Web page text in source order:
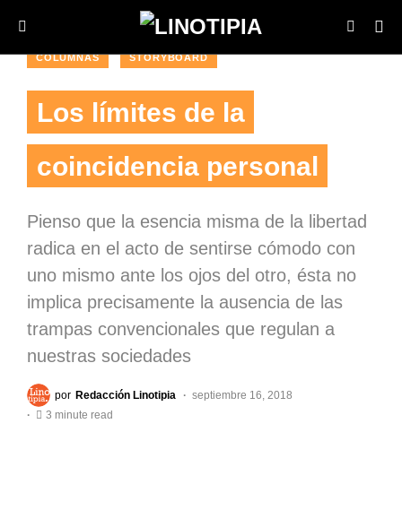
COLUMNAS STORYBOARD
Los límites de la
coincidencia personal
Pienso que la esencia misma de la libertad
radica en el acto de sentirse cómodo con
uno mismo ante los ojos del otro, ésta no
implica precisamente la ausencia de las
trampas convencionales que regulan a
nuestras sociedades
por Redacción Linotipia
septiembre 16, 2018
3 minute read